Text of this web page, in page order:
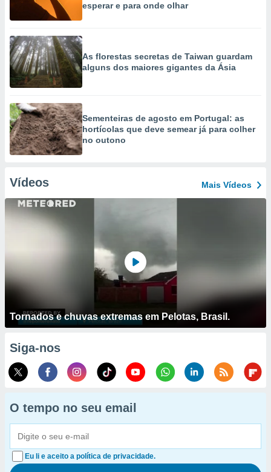
esperar e para onde olhar
As florestas secretas de Taiwan guardam
alguns dos maiores gigantes da Ásia
Sementeiras de agosto em Portugal: as
hortícolas que deve semear já para colher
no outono
Vídeos Mais Vídeos
Tornados e chuvas extremas em Pelotas, Brasil.
Siga-nos
O tempo no seu email
Eu li e aceito a política de privacidade.